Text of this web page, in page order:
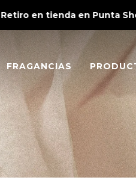
en tienda en Punta
FRAGANCIAS